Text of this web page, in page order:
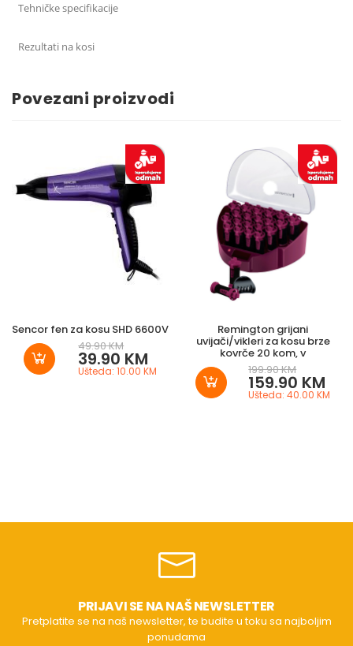
Tehničke specifikacije
Rezultati na kosi
Povezani proizvodi
Sencor fen za kosu SHD 6600V
49.90 KM
39.90 KM
Ušteda: 10.00 KM
Remington grijani
uvijači/vikleri za kosu brze
kovrče 20 kom, v
199.90 KM
159.90 KM
Ušteda: 40.00 KM
PRIJAVI SE NA NAŠ NEWSLETTER
Pretplatite se na naš newsletter, te budite u toku sa najboljim
ponudama